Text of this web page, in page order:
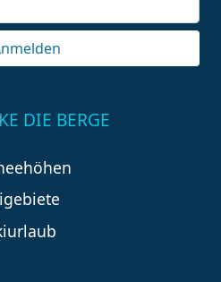
DIE BERGE